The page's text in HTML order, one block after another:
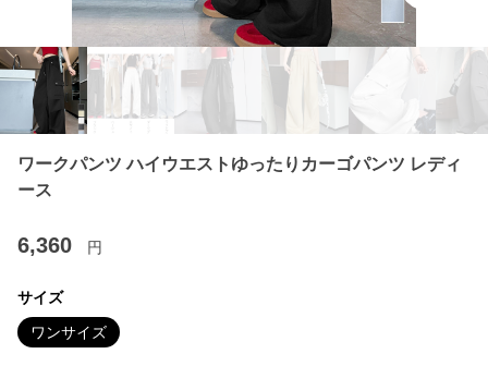
ワークパンツ ハイウエストゆったりカーゴパンツ レディ
ース
6,360 円
サイズ
ワンサイズ